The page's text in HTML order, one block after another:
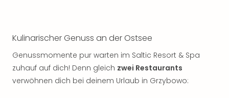
Kulinarischer Genuss an der Ostsee
Genussmomente pur warten im Saltic Resort & Spa
zuhauf auf dich! Denn gleich zwei Restaurants
verwöhnen dich bei deinem Urlaub in Grzybowo: